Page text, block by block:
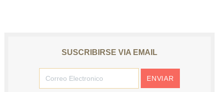
SUSCRIBIRSE VIA EMAIL